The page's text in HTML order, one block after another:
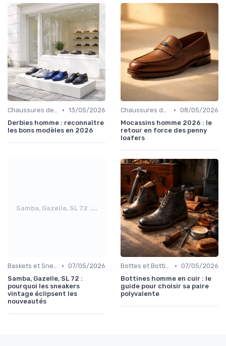
Chaussures de Ville • 13/05/2026
Derbies homme : reconnaître
les bons modèles en 2026
Chaussures de Ville • 08/05/2026
Mocassins homme 2026 : le
retour en force des penny
loafers
Samba, Gazelle, SL 72 :...
Baskets et Sneakers • 07/05/2026
Samba, Gazelle, SL 72 :
pourquoi les sneakers
vintage éclipsent les
nouveautés
Bottes et Bottines • 07/05/2026
Bottines homme en cuir : le
guide pour choisir sa paire
polyvalente